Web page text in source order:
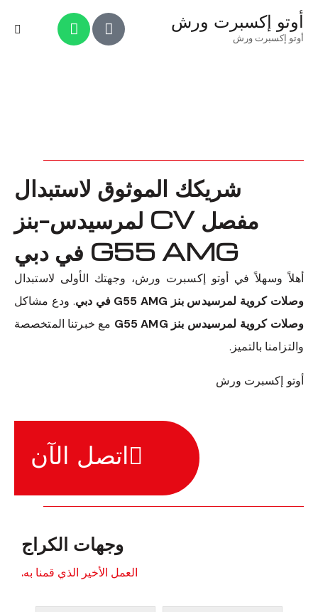
أوتو إكسبرت ورش
أوتو إكسبرت ورش
شريكك الموثوق لاستبدال
مفصل CV لمرسيدس-بنز
G55 AMG في دبي
أهلاً وسهلاً في أوتو إكسبرت ورش، وجهتك الأولى لاستبدال
وصلات كروية لمرسيدس بنز G55 AMG في دبي
. ودع مشاكل
وصلات كروية لمرسيدس بنز G55 AMG
مع خبرتنا المتخصصة
والتزامنا بالتميز.
أوتو إكسبرت ورش
اتصل الآن
وجهات الكراج
العمل الأخير الذي قمنا به.